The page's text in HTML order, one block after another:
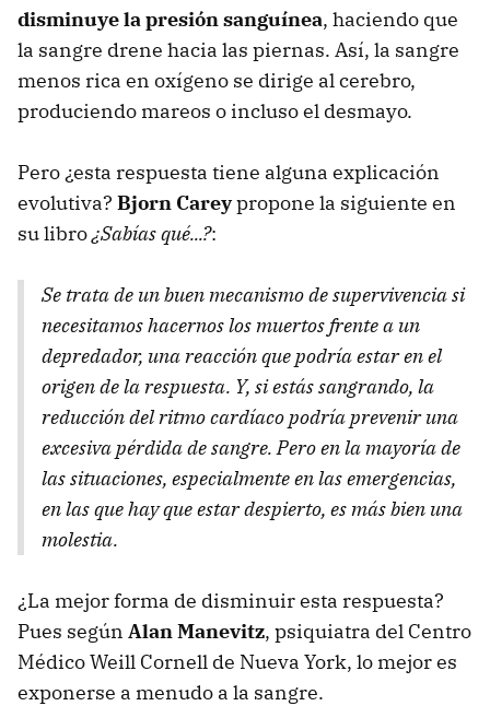
disminuye la presión sanguínea, haciendo que
la sangre drene hacia las piernas. Así, la sangre
menos rica en oxígeno se dirige al cerebro,
produciendo mareos o incluso el desmayo.
Pero ¿esta respuesta tiene alguna explicación
evolutiva? Bjorn Careypropone la siguiente en
su libro¿Sabías qué...?:
Se trata de un buen mecanismo de supervivencia si
necesitamos hacernos los muertos frente a un
depredador, una reacción que podría estar en el
origen de la respuesta. Y, si estás sangrando, la
reducción del ritmo cardíaco podría prevenir una
excesiva pérdida de sangre. Pero en la mayoría de
las situaciones, especialmente en las emergencias,
en las que hay que estar despierto, es más bien una
molestia.
¿La mejor forma de disminuir esta respuesta?
Pues según Alan Manevitz, psiquiatra del Centro
Médico Weill Cornell de Nueva York, lo mejor es
exponerse a menudo a la sangre.